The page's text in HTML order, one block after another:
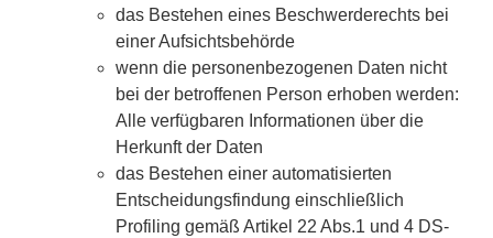
das Bestehen eines Beschwerderechts bei
einer Aufsichtsbehörde
wenn die personenbezogenen Daten nicht
bei der betroffenen Person erhoben werden:
Alle verfügbaren Informationen über die
Herkunft der Daten
das Bestehen einer automatisierten
Entscheidungsfindung einschließlich
Profiling gemäß Artikel 22 Abs.1 und 4 DS-